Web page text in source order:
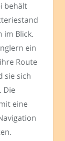
behält
im Blick.
ein
Route
sie sich
Die
eine